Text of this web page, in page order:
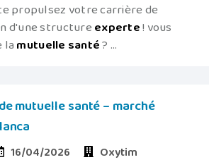
propulsez votre carrière de
d'une structureexperte! vous
lamutuelle santé? ...
mutuelle santé – marché
16/04/2026 Oxytim